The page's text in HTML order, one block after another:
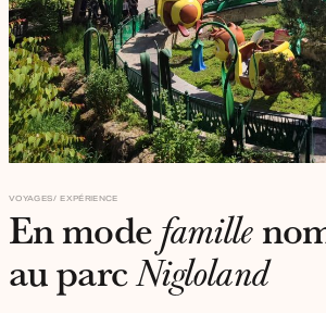
EXPÉRIENCE
VOYAGES
En mode famille
au parcNigloland